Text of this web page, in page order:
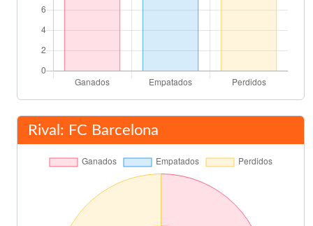
Rival: FC Barcelona